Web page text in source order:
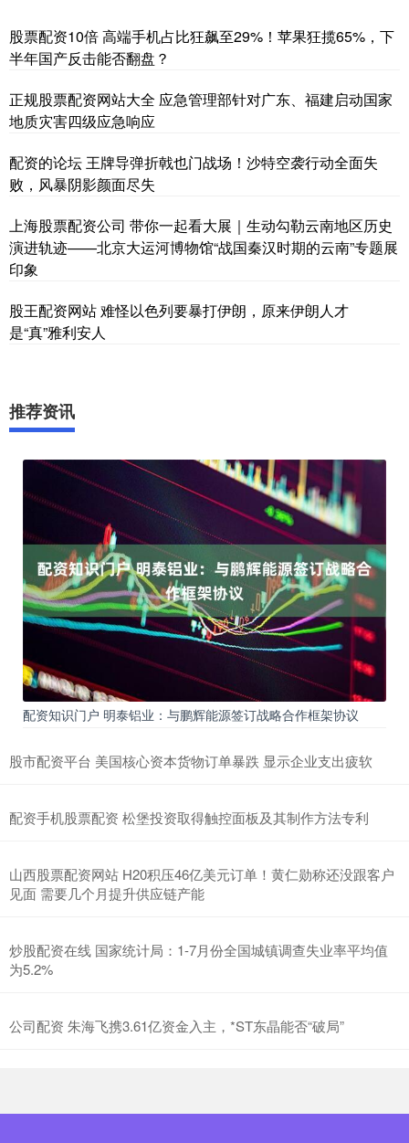
股票配资10倍 高端手机占比狂飙至29%！苹果狂揽65%，下
半年国产反击能否翻盘？
正规股票配资网站大全 应急管理部针对广东、福建启动国家
地质灾害四级应急响应
配资的论坛 王牌导弹折戟也门战场！沙特空袭行动全面失
败，风暴阴影颜面尽失
上海股票配资公司 带你一起看大展｜生动勾勒云南地区历史
演进轨迹——北京大运河博物馆“战国秦汉时期的云南”专题展
印象
股王配资网站 难怪以色列要暴打伊朗，原来伊朗人才
是“真”雅利安人
推荐资讯
配资知识门户 明泰铝业：与鹏辉能源签订战略合作框架协议
股市配资平台 美国核心资本货物订单暴跌 显示企业支出疲软
配资手机股票配资 松堡投资取得触控面板及其制作方法专利
山西股票配资网站 H20积压46亿美元订单！黄仁勋称还没跟客户
见面 需要几个月提升供应链产能
炒股配资在线 国家统计局：1-7月份全国城镇调查失业率平均值
为5.2%
公司配资 朱海飞携3.61亿资金入主，*ST东晶能否“破局”